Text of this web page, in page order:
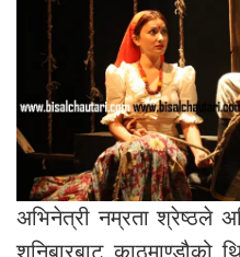
अभिनेत्री नम्रता श्रेष्ठले
शनिबारबाट काठमाण्डौको